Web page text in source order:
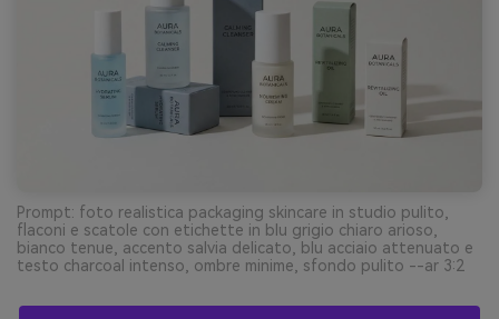
Prompt: foto realistica packaging skincare in studio pulito,
flaconi e scatole con etichette in blu grigio chiaro arioso,
bianco tenue, accento salvia delicato, blu acciaio attenuato e
testo charcoal intenso, ombre minime, sfondo pulito --ar 3:2